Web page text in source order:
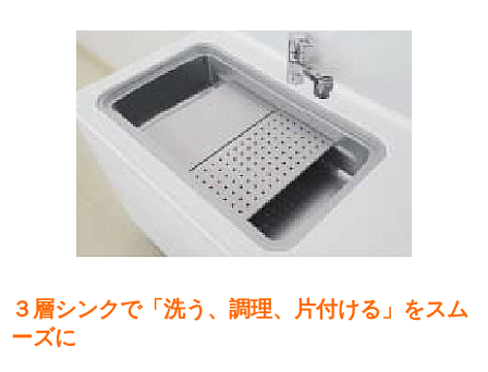
３層シンクで「洗う、調理、片付ける」をスム
ーズに